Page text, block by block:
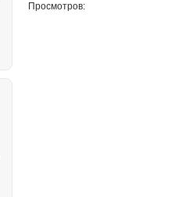
своего отца не дали ему
Просмотров: